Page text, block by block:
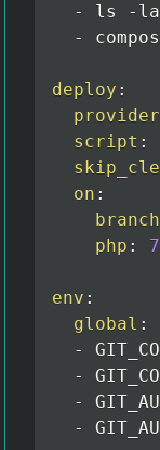
-
ls -
-
deploy :
provider
script :
on :
branch
php : 7
env :
global :
-
-
-
-